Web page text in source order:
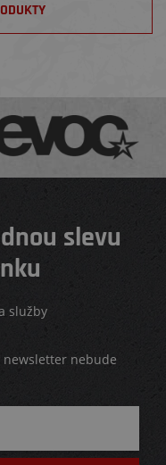
slevu
služby
newsletter nebude